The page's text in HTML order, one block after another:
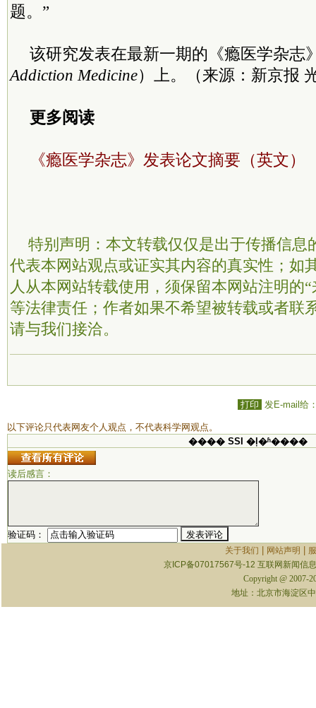
题。”
该研究发表在最新一期的《瘾医学杂志
Addiction Medicine）上。（来源：新京报
更多阅读
《瘾医学杂志》发表论文摘要（英文）
特别声明：本文转载仅仅是出于传播信息
代表本网站观点或证实其内容的真实性；如
人从本网站转载使用，须保留本网站注明的
等法律责任；作者如果不希望被转载或者联
请与我们接洽。
打印 发E-mail给
以下评论只代表网友个人观点，不代表科学网观点。
���� SSI �ļ�ʱ����
读后感言：
验证码：
关于我们 | 网站声明 |
京ICP备07017567号-12 互联网新闻信
Copyright @ 2007-
地址：北京市海淀区